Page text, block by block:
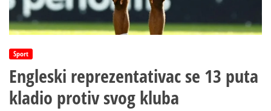
Sport
Engleski reprezentativac se 13 puta
kladio protiv svog kluba